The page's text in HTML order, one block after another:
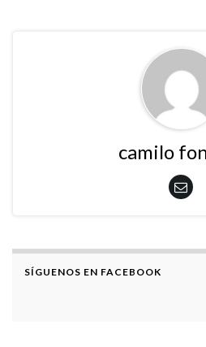
camilo
SÍGUENOS EN FACEBOOK